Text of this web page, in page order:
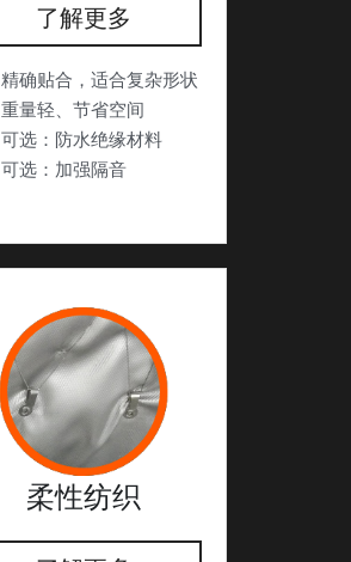
了解更多
精确贴合，适合复杂形状
重量轻、节省空间
可选：防水绝缘材料
可选：加强隔音
柔性纺织